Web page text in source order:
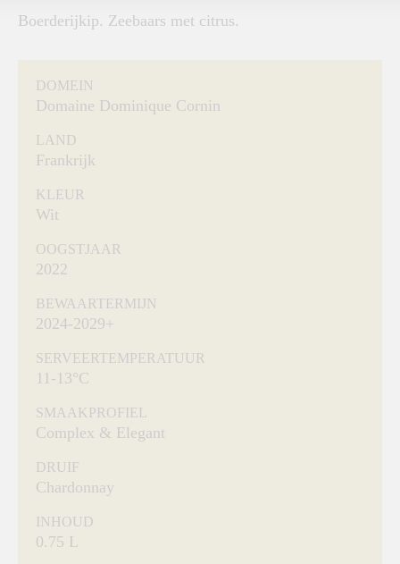
Boerderijkip. Zeebaars met citrus.
DOMEIN
Domaine Dominique Cornin
LAND
Frankrijk
KLEUR
Wit
OOGSTJAAR
2022
BEWAARTERMIJN
2024-2029+
SERVEERTEMPERATUUR
11-13°C
SMAAKPROFIEL
Complex & Elegant
DRUIF
Chardonnay
INHOUD
0.75 L